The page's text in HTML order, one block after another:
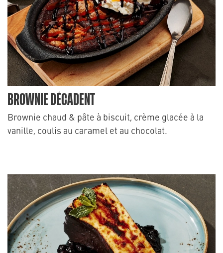
BROWNIE DÉCADENT
Brownie chaud & pâte à biscuit, crème glacée à la
vanille, coulis au caramel et au chocolat.